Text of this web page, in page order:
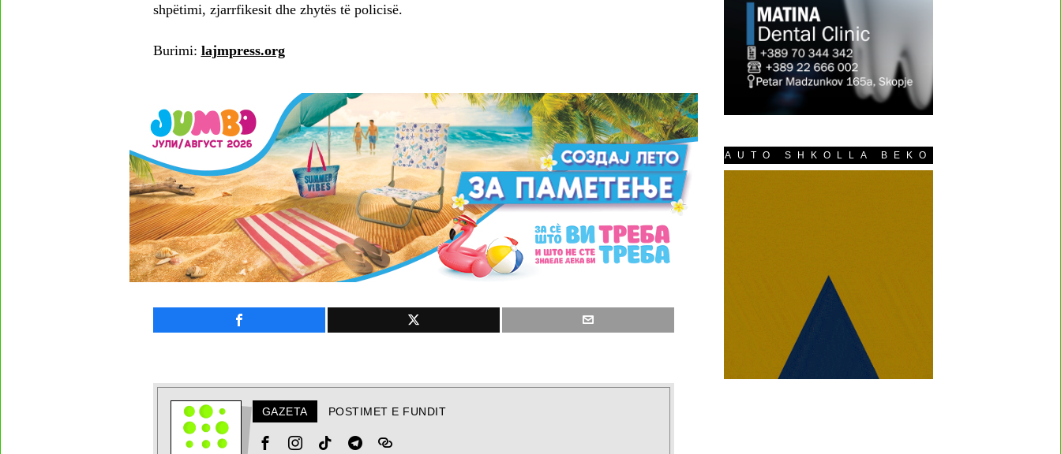
shpëtimi, zjarrfikesit dhe zhytës të policisë.
Burimi: lajmpress.org
GAZETA POSTIMET E FUNDIT
AUTO SHKOLLA BEKO